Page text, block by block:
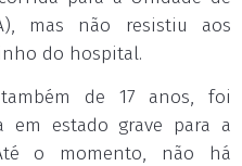
mas não resistiu aos
do hospital.
de 17 anos, foi
em estado grave para a
o momento, não há